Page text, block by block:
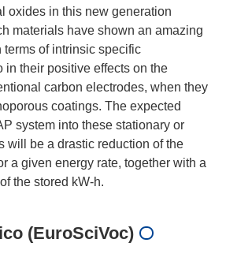
oxides in this new generation
materials have shown an amazing
terms of intrinsic specific
in their positive effects on the
carbon electrodes, when they
coatings. The expected
system into these stationary or
will be a drastic reduction of the
a given energy rate, together with a
(EuroSciVoc)